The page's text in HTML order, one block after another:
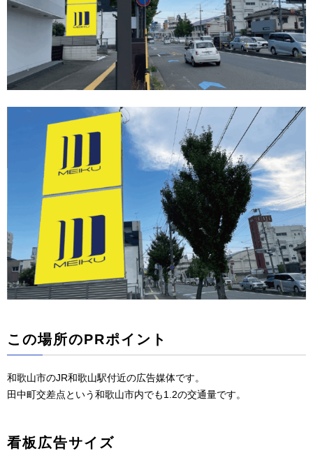
この場所のPRポイント
和歌山市のJR和歌山駅付近の広告媒体です。
田中町交差点という和歌山市内でも1.2の交通量です。
看板広告サイズ